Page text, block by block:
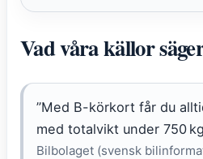
Vad våra källor
”Med B-körkort får du
med totalvikt under 750
Bilbolaget (svensk